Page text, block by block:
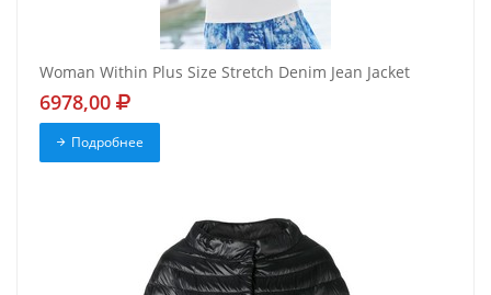
Woman Within Plus Size Stretch Denim Jean Jacket
6978,00
Подробнее